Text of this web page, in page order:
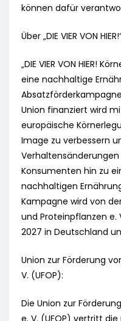
können dafür
Über „DIE VIER VON
„DIE VIER VON HIER!
eine nachhaltige
Union finanziert wird
europäische
Image zu verbessern
Konsumenten hin zu
nachhaltigen
Kampagne wird von
und Proteinpflanzen e.
2027 in Deutschland
Union zur Förderung
V. (UFOP):
Die Union zur